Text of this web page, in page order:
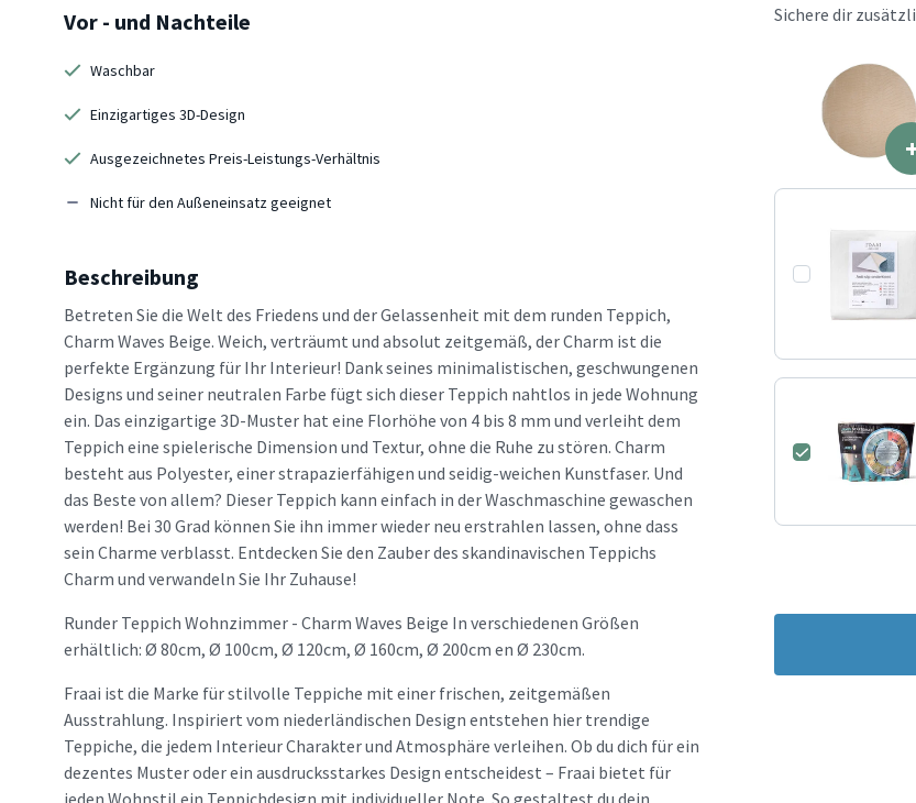
Vor - und Nachteile
Waschbar
Einzigartiges 3D-Design
Ausgezeichnetes Preis-Leistungs-Verhältnis
Nicht für den Außeneinsatz geeignet
Beschreibung
Betreten Sie die Welt des Friedens und der Gelassenheit mit dem runden Teppich,
Charm Waves Beige. Weich, verträumt und absolut zeitgemäß, der Charm ist die
perfekte Ergänzung für Ihr Interieur! Dank seines minimalistischen, geschwungenen
Designs und seiner neutralen Farbe fügt sich dieser Teppich nahtlos in jede Wohnung
ein. Das einzigartige 3D-Muster hat eine Florhöhe von 4 bis 8 mm und verleiht dem
Teppich eine spielerische Dimension und Textur, ohne die Ruhe zu stören. Charm
besteht aus Polyester, einer strapazierfähigen und seidig-weichen Kunstfaser. Und
das Beste von allem? Dieser Teppich kann einfach in der Waschmaschine gewaschen
werden! Bei 30 Grad können Sie ihn immer wieder neu erstrahlen lassen, ohne dass
sein Charme verblasst. Entdecken Sie den Zauber des skandinavischen Teppichs
Charm und verwandeln Sie Ihr Zuhause!
Runder Teppich Wohnzimmer - Charm Waves Beige In verschiedenen Größen
erhältlich: Ø 80cm, Ø 100cm, Ø 120cm, Ø 160cm, Ø 200cm en Ø 230cm.
Fraai ist die Marke für stilvolle Teppiche mit einer frischen, zeitgemäßen
Ausstrahlung. Inspiriert vom niederländischen Design entstehen hier trendige
Teppiche, die jedem Interieur Charakter und Atmosphäre verleihen. Ob du dich für ein
dezentes Muster oder ein ausdrucksstarkes Design entscheidest – Fraai bietet für
Sichere dir